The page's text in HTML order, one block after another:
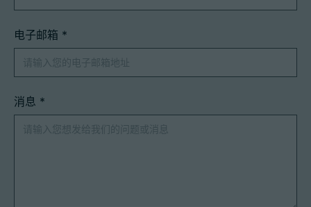
电子邮箱 *
消息 *